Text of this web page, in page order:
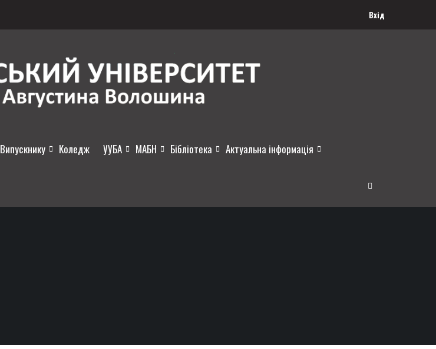
Вхід
Випускнику Коледж УУБА МАБН Бібліотека Актуальна інформація